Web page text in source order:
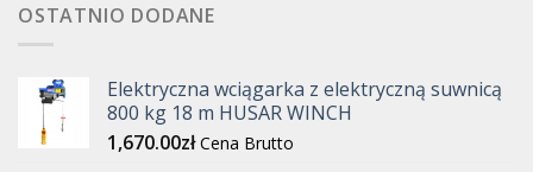
OSTATNIO DODANE
Elektryczna wciągarka z elektryczną suwnicą
800 kg 18 m HUSAR WINCH
1,670.00zł Cena Brutto